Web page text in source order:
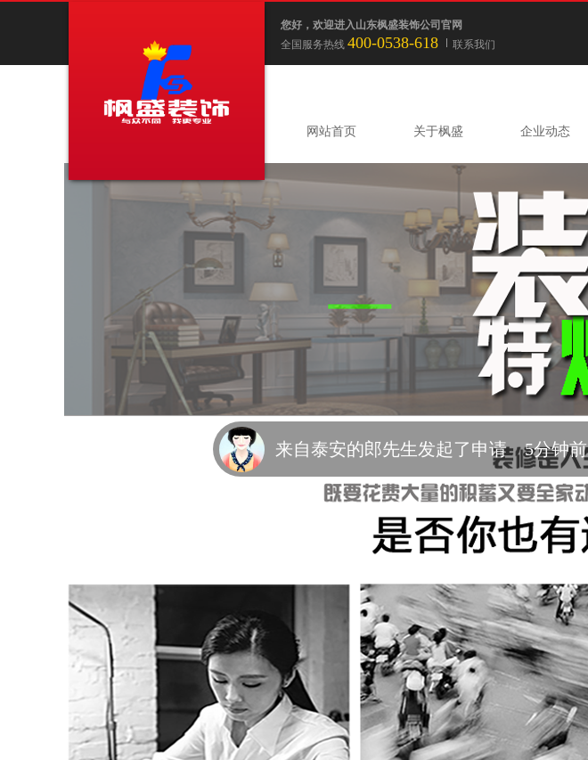
来自泰安的郎先生发起了申请 5分钟前
您好，欢迎进入山东枫盛装饰公司官网
全国服务热线 400-0538-618 联系我们
网站首页 关于枫盛 企业动态